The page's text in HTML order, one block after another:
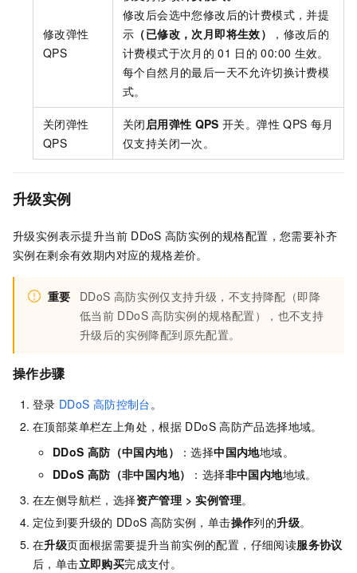
修改弹性
QPS
修改后会选中您修改后的计费模式，并提
示 （已修改，次月即将生效）
，修改后的
计费模式于次月的 01 日的 00:00 生效。
每个自然月的最后一天不允许切换计费模
式。
关闭弹性
QPS
关闭 启用弹性 QPS 开关。弹性 QPS 每月
仅支持关闭一次。
升级实例
升级实例表示提升当前 DDoS 高防实例的规格配置，您需要补齐
实例在剩余有效期内对应的规格差价。
重要 DDoS 高防实例仅支持升级，不支持降配（即降
低当前 DDoS 高防实例的规格配置），也不支持
升级后的实例降配到原先配置。
操作步骤
登录 DDoS 高防控制台。
在顶部菜单栏左上角处，根据 DDoS 高防产品选择地域。
DDoS 高防（中国内地） ：选择中国内地地域。
DDoS 高防（非中国内地） ：选择非中国内地地域。
在左侧导航栏，选择资产管理 >实例管理。
定位到要升级的 DDoS 高防实例，单击操作列的升级。
在升级页面根据需要提升当前实例的配置，仔细阅读服务协议
后，单击立即购买完成支付。